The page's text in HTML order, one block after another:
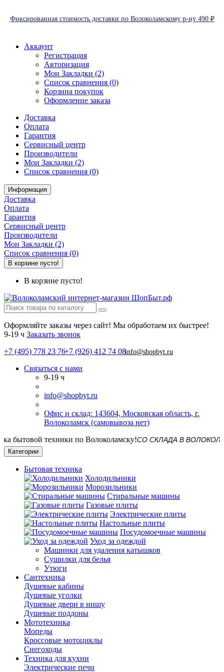
Фиксированная стоимость доставки по Волоколамскому р-ну 490 ₽
Аккаунт
Регистрация
Авторизация
Мои Закладки (2)
Список сравнения (0)
Корзина покупок
Оформление заказа
Доставка
Оплата
Гарантия
Сервисный центр
Производители
Мои Закладки (2)
Список сравнения (0)
Информация
Доставка
Оплата
Гарантия
Сервисный центр
Производители
Мои Закладки (2)
Список сравнения (0)
В корзине пусто!
В корзине пусто!
Оформляйте заказы через сайт! Мы обработаем их быстрее!
9-19 ч Заказать звонок
+7 (495) 778 23 76+7 (926) 412 74 08info@shopbyt.ru
Связаться с нами
9-19 ч
info@shopbyt.ru
Офис и склад: 143604, Московская область, г.
Волоколамск (самовывоза нет)
СО СКЛАДА В ВОЛОКОЛАМСКЕ!
Категории
Бытовая техника
Холодильники
Морозильники
Стиральные машины
Газовые плиты
Электрические плиты
Настольные плиты
Посудомоечные машины
Уход за одеждой
Машинки для удаления катышков
Сушилки для белья
Утюги
Сантехника
Душевые кабины
Душевые уголки
Душевые двери в нишу
Душевые поддоны
Мототехника
Мопеды
Кроссовые мотоциклы
Снегоходы
Техника для кухни
Электрические печи